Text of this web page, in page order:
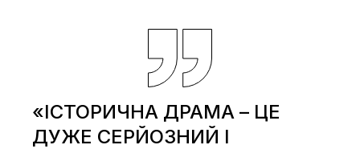
«ІСТОРИЧНА ДРАМА – ЦЕ
ДУЖЕ СЕРЙОЗНИЙ І